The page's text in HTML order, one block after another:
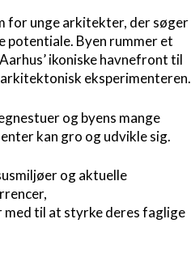
for unge arkitekter, der søger
Byen rummer et
ikoniske havnefront til
eksperimenteren.
og byens mange
kan gro og udvikle sig.
og aktuelle
til at styrke deres faglige